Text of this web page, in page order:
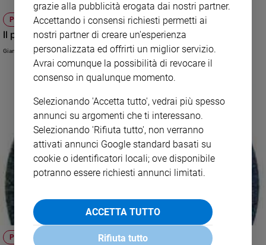
Famiglia
ed
educazione
Genitori
Coppia
giovani
Adolescenza
Bioetica
PAGINE PER L'ANIMA
Il passero e la rondine
Gianfranco Ravasi
PAGINE PER L'ANIMA
grazie alla pubblicità erogata dai nostri partner.
Accettando i consensi richiesti permetti ai
nostri partner di creare un'esperienza
personalizzata ed offrirti un miglior servizio.
Avrai comunque la possibilità di revocare il
consenso in qualunque momento.
Selezionando 'Accetta tutto', vedrai più spesso
annunci su argomenti che ti interessano.
Selezionando 'Rifiuta tutto', non verranno
attivati annunci Google standard basati su
cookie o identificatori locali; ove disponibile
potranno essere richiesti annunci limitati.
ACCETTA TUTTO
Rifiuta tutto